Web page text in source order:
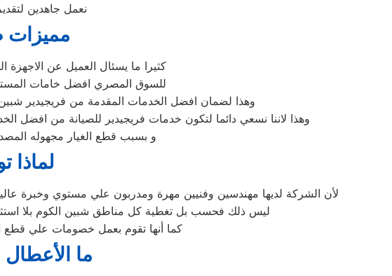
نعمل جاهدين
مميزات
كثيرا ما يسئال العميل عن الاجهزة
للسوق المصري افضل خامات
وهذا لضمان افضل الخدمات المقدمة من فريجيدير
وهذا لاننا نسعي دائما لتكون خدمات فريجيدير للصيانة من افضل
و بسبب قطع الغيار مجهوله
لماذا
لأن الشركة لديها مهندسين وفنيين مهرة ومدربون علي مستوي وخبرة
ليس ذلك فحسب بل تغطية كل مناطق شبين الكوم بلا
كما أنها تقوم بعمل خصومات علي قطع
ما الأعطال